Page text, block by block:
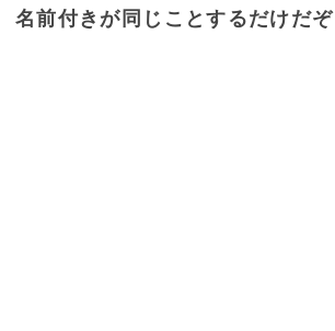
名前付きが同じことするだけだぞ